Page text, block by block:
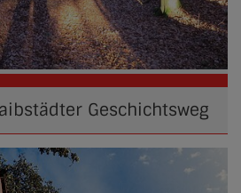
Geschichtsweg